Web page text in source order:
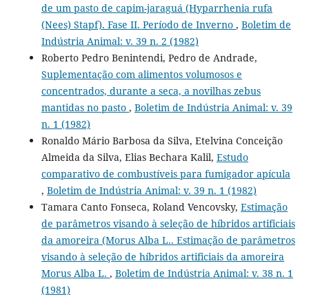
de um pasto de capim-jaraguá (Hyparrhenia rufa
(Nees) Stapf). Fase II. Período de Inverno , Boletim de
Indústria Animal: v. 39 n. 2 (1982)
Roberto Pedro Benintendi, Pedro de Andrade,
Suplementação com alimentos volumosos e
concentrados, durante a seca, a novilhas zebus
mantidas no pasto , Boletim de Indústria Animal: v. 39
n. 1 (1982)
Ronaldo Mário Barbosa da Silva, Etelvina Conceição
Almeida da Silva, Elias Bechara Kalil, Estudo
comparativo de combustíveis para fumigador apícula
, Boletim de Indústria Animal: v. 39 n. 1 (1982)
Tamara Canto Fonseca, Roland Vencovsky, Estimação
de parâmetros visando à seleção de híbridos artificiais
da amoreira (Morus Alba L.. Estimação de parâmetros
visando à seleção de híbridos artificiais da amoreira
Morus Alba L. , Boletim de Indústria Animal: v. 38 n. 1
(1981)